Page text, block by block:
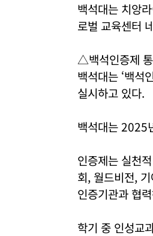
백석대는 치앙
로벌 교육센터
△백석인증제
백석대는 ‘백석
실시하고 있다.
백석대는 2025
인증제는 실천
회, 월드비전,
인증기관과 협
학기 중 인성교